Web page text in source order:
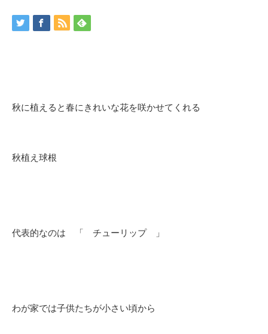
秋に植えると春にきれいな花を咲かせてくれる
秋植え球根
代表的なのは 「 チューリップ 」
わが家では子供たちが小さい頃から